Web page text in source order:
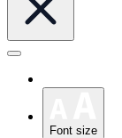
Font size